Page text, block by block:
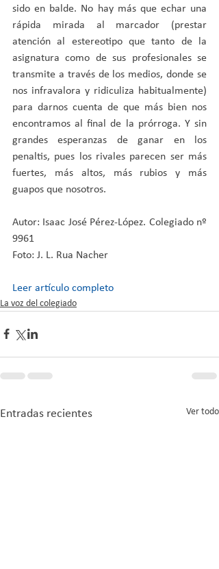
sido en balde. No hay más que echar una
rápida mirada al marcador (prestar
atención al estereotipo que tanto de la
asignatura como de sus profesionales se
transmite a través de los medios, donde se
nos infravalora y ridiculiza habitualmente)
para darnos cuenta de que más bien nos
encontramos al final de la prórroga. Y sin
grandes esperanzas de ganar en los
penaltis, pues los rivales parecen ser más
fuertes, más altos, más rubios y más
guapos que nosotros.
Autor: Isaac José Pérez-López. Colegiado nº
9961
Foto: J. L. Rua Nacher
Leer artículo completo
La voz del colegiado
Entradas recientes Ver todo